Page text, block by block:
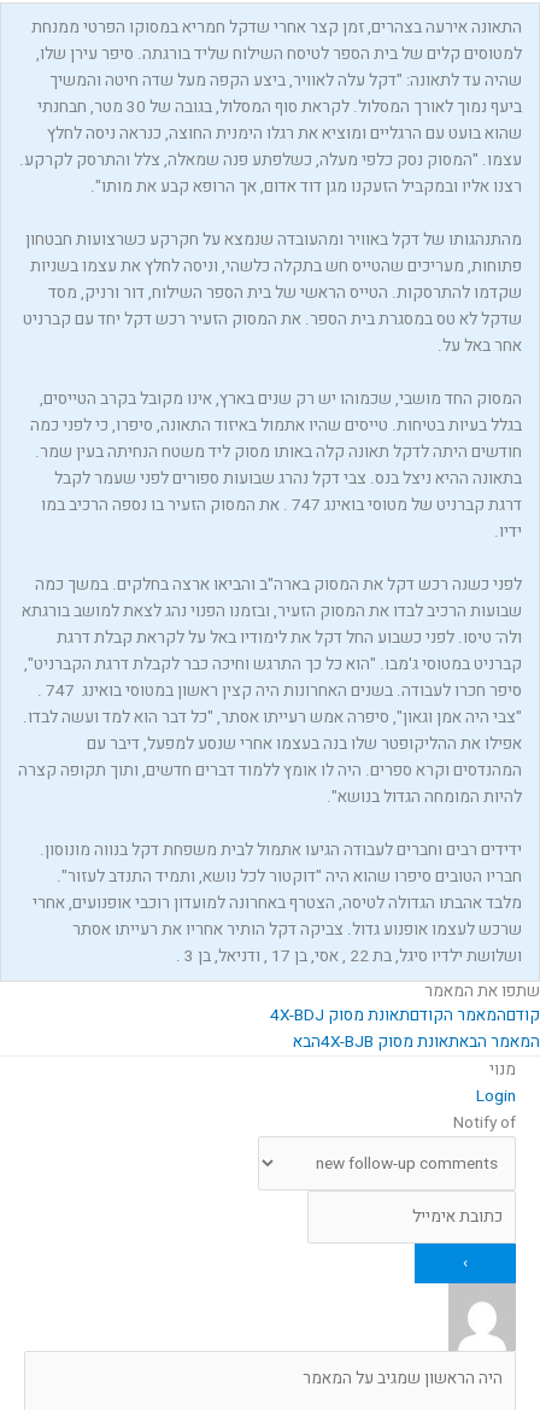
התאונה אירעה בצהרים, זמן קצר אחרי שדקל חמריא במסוקו הפרטי ממנחת
למטוסים קלים של בית הספר לטיסח השילוח שליד בורגתה. סיפר עירן שלו,
שהיה עד לתאונה: "דקל עלה לאוויר, ביצע הקפה מעל שדה חיטה והמשיך
ביעף נמוך לאורך המסלול. לקראת סוף המסלול, בגובה של ‭30‬ מטר, חבחנתי
שהוא בועט עם הרגליים ומוציא את רגלו הימנית החוצה, כנראה ניסה לחלץ
עצמו. "המסוק נסק כלפי מעלה, כשלפתע פנה שמאלה, צלל והתרסק לקרקע.
רצנו אליו ובמקביל הזעקנו מגן דוד אדום, אך הרופא קבע את מותו".
מהתנהגותו של דקל באוויר ומהעובדה שנמצא על חקרקע כשרצועות חבטחון
פתוחות, מעריכים שהטייס חש בתקלה כלשהי, וניסה לחלץ את עצמו בשניות
שקדמו להתרסקות. הטייס הראשי של בית הספר השילוח, דור ורניק, מסד
שדקל לא טס במסגרת בית הספר. את המסוק הזעיר רכש דקל יחד עם קברניט
אחר באל על.
המסוק החד מושבי, שכמוהו יש רק שנים בארץ, אינו מקובל בקרב הטייסים,
בגלל בעיות בטיחות. טייסים שהיו אתמול באיזוד התאונה, סיפרו, כי לפני כמה
חודשים היתה לדקל תאונה קלה באותו מסוק ליד משטח הנחיתה בעין שמר.
בתאונה ההיא ניצל בנס. צבי דקל נהרג שבועות ספורים לפני שעמר לקבל
דרגת קברניט של מטוסי בואינג ‭. 747‬ את המסוק הזעיר בו נספה הרכיב במו
ידיו.
לפני כשנה רכש דקל את המסוק בארה"ב והביאו ארצה בחלקים. במשך כמה
שבועות הרכיב לבדו את המסוק הזעיר, ובזמנו הפנוי נהג לצאת למושב בורגתא
ולה־ טיסו. לפני כשבוע החל דקל את לימודיו באל על לקראת קבלת דרגת
קברניט במטוסי ג'מבו. "הוא כל כך התרגש וחיכה כבר לקבלת דרגת הקברניט",
"צבי היה אמן וגאון", סיפרה אמש רעייתו אסתר, "כל דבר הוא למד ועשה לבדו.
אפילו את ההליקופטר שלו בנה בעצמו אחרי שנסע למפעל, דיבר עם
המהנדסים וקרא ספרים. היה לו אומץ ללמוד דברים חדשים, ותוך תקופה קצרה
להיות המומחה הגדול בנושא".
ידידים רבים וחברים לעבודה הגיעו אתמול לבית משפחת דקל בנווה מונוסון.
חבריו הטובים סיפרו שהוא היה "דוקטור לכל נושא, ותמיד התנדב לעזור".
מלבד אהבתו הגדולה לטיסה, הצטרף באחרונה למועדון רוכבי אופנועים, אחרי
שרכש לעצמו אופנוע גדול. צביקה דקל הותיר אחריו את רעייתו אסתר
ושלושת ילדיו סיגל, בת ‭, 22‬ אסי, בן ‭, 17‬ ודניאל, בן ‭. 3 ‬
שתפו את המאמר
קודםהמאמר הקודםתאונת מסוק 4X-BDJ
המאמר הבאתאונת מסוק 4X-BJB
הבא
מנוי
Login
Notify of